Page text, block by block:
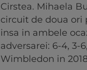
Cirstea. Mihaela
circuit de doua ori
insa in ambele
adversarei: 6-4, 3-
Wimbledon in